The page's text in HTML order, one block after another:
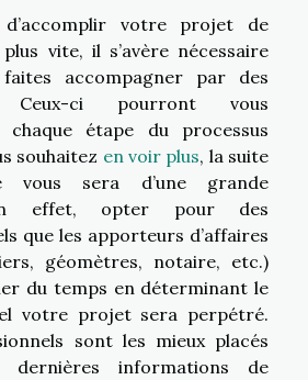
d’accomplir votre projet de
vite, il s’avère nécessaire
accompagner par des
Ceux-ci pourront vous
chaque étape du processus
souhaitez en voir plus, la suite
sera d’une grande
effet, opter pour des
que les apporteurs d’affaires
géomètres, notaire, etc.)
du temps en déterminant le
votre projet sera perpétré.
sont les mieux placés
informations de